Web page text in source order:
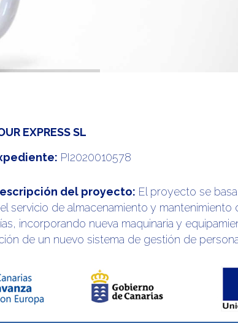
EXPRESS SL
PI2020010578
del proyecto: El proyecto se
servicio de almacenamiento y mantenimiento
incorporando nueva maquinaria y
de un nuevo sistema de gestión de